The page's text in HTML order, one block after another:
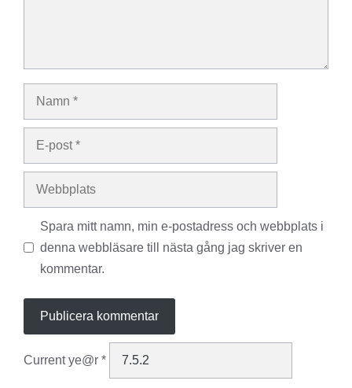
Namn
Webbplats
Spara mitt namn, min e-postadress och webbplats i
denna webbläsare till nästa gång jag skriver en
kommentar.
Current ye@r *